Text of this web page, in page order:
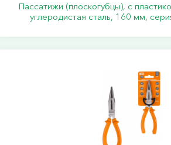
Пассатижи (плоскогубцы), с
углеродистая сталь, 160 мм,